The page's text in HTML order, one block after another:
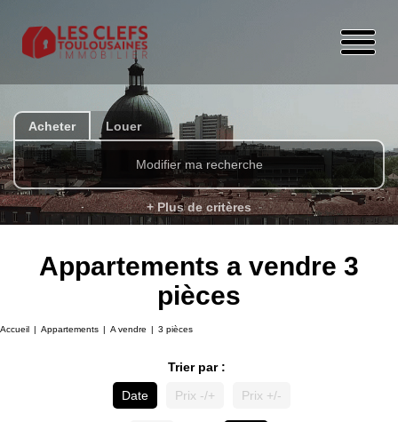
Acheter Louer
Modifier ma recherche
+ Plus de critères
Appartements a vendre 3
pièces
Accueil Appartements A vendre 3 pièces
Trier par :
Date
Prix -/+ Prix +/-